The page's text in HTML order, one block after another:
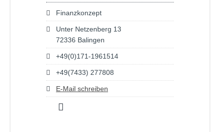
Finanzkonzept
Unter Netzenberg 13
72336 Balingen
+49(0)171-1961514
+49(7433) 277808
E-Mail schreiben